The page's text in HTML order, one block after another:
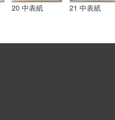
20 中表紙 21 中表紙